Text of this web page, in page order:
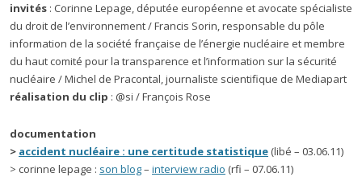
invités : Corinne Lepage, députée européenne et avocate spécialiste
du droit de l’environnement / Francis Sorin, responsable du pôle
information de la société française de l’énergie nucléaire et membre
du haut comité pour la transparence et l’information sur la sécurité
nucléaire / Michel de Pracontal, journaliste scientifique de Mediapart
réalisation du clip : @si / François Rose
documentation
> accident nucléaire : une certitude statistique (libé – 03.06.11)
> corinne lepage : son blog– interview radio (rfi – 07.06.11)